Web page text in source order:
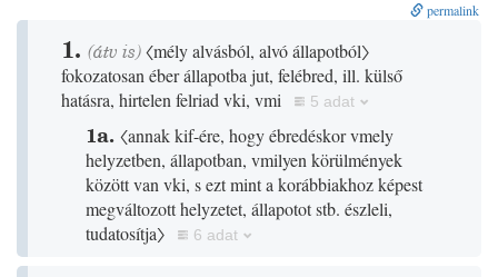
permalink
1. (átv is)〈mély alvásból, alvó állapotból〉
fokozatosan éber állapotba jut, felébred, ill. külső
hatásra, hirtelen felriad vki, vmi
5 adat
1a. 〈annak kif-ére, hogy ébredéskor vmely
helyzetben, állapotban, vmilyen körülmények
között van vki, s ezt mint a korábbiakhoz képest
megváltozott helyzetet, állapotot stb. észleli,
tudatosítja〉
6 adat